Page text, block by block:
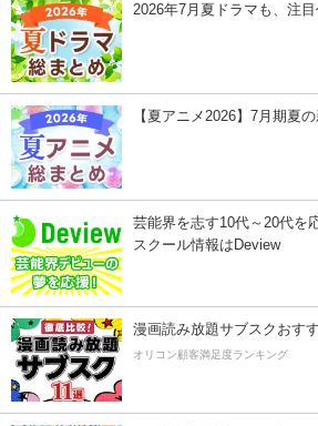
2026年7月夏ドラマも、注
【夏アニメ2026】7月期夏
芸能界を志す10代～20代を
スクール情報はDeview
漫画読み放題サブスクおす
オリコン顧客満足度ランキング